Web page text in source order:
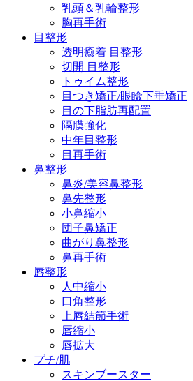
乳頭＆乳輪整形
胸再手術
目整形
透明癒着 目整形
切開 目整形
トゥイム整形
目つき矯正/眼瞼下垂矯正
目の下脂肪再配置
隔膜強化
中年目整形
目再手術
鼻整形
鼻炎/美容鼻整形
鼻先整形
小鼻縮小
団子鼻矯正
曲がり鼻整形
鼻再手術
唇整形
人中縮小
口角整形
上唇結節手術
唇縮小
唇拡大
プチ/肌
スキンブースター